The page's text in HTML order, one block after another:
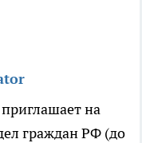
на
граждан РФ (до